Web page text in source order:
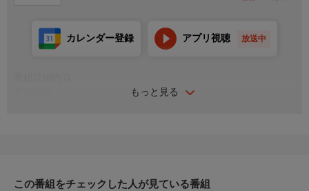
もっと見る
カレンダー登録 アプリ視聴 放送中
ニュージーランド)
この番組をチェックした人が見ている番組